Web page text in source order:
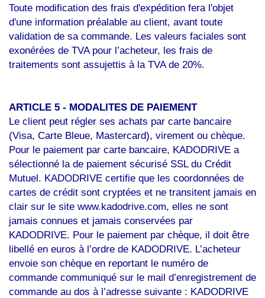
Toute modification des frais d'expédition fera l'objet
d'une information préalable au client, avant toute
validation de sa commande. Les valeurs faciales sont
exonérées de TVA pour l’acheteur, les frais de
traitements sont assujettis à la TVA de 20%.
ARTICLE 5 - MODALITES DE PAIEMENT
Le client peut régler ses achats par carte bancaire
(Visa, Carte Bleue, Mastercard), virement ou chèque.
Pour le paiement par carte bancaire, KADODRIVE a
sélectionné la de paiement sécurisé SSL du Crédit
Mutuel. KADODRIVE certifie que les coordonnées de
cartes de crédit sont cryptées et ne transitent jamais en
clair sur le site www.kadodrive.com, elles ne sont
jamais connues et jamais conservées par
KADODRIVE. Pour le paiement par chèque, il doit être
libellé en euros à l’ordre de KADODRIVE. L’acheteur
envoie son chèque en reportant le numéro de
commande communiqué sur le mail d’enregistrement de
commande au dos à l’adresse suivante : KADODRIVE